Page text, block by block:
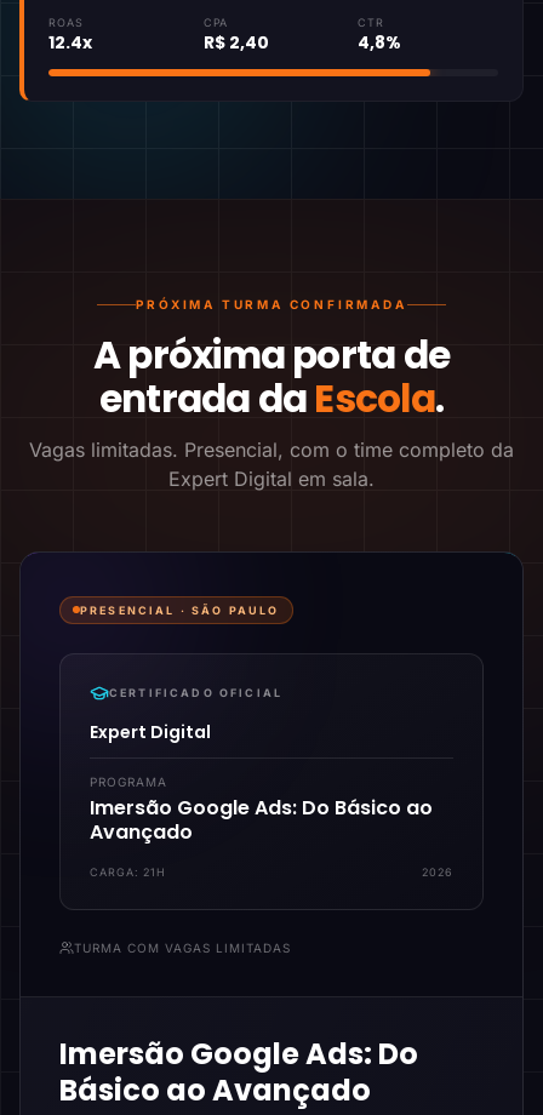
ROAS
12.4x
CPA
R$ 2,40
CTR
4,8%
PRÓXIMA TURMA CONFIRMADA
A próxima porta de
entrada daEscola.
Vagas limitadas. Presencial, com o time completo da
Expert Digital em sala.
PRESENCIAL ·SÃO PAULO
CERTIFICADO OFICIAL
Expert Digital
PROGRAMA
Imersão Google Ads: Do Básico ao
Avançado
CARGA: 21H 2026
TURMA COM VAGAS LIMITADAS
Imersão Google Ads: Do
Básico ao Avançado